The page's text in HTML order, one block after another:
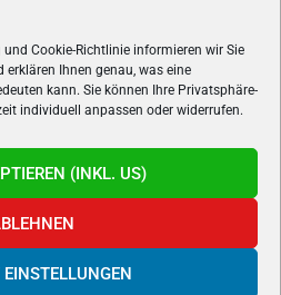
Cookie-Richtlinie informieren wir Sie
Ihnen genau, was eine
kann. Sie können Ihre Privatsphäre-
individuell anpassen oder widerrufen.
(INKL. US)
UNS